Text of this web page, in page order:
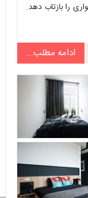
را بازتاب دهد.
ادامه مطلب...